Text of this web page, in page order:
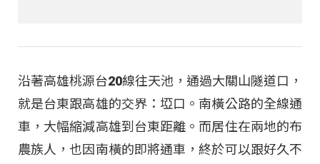
沿著高雄桃源台20線往天池，通過大關山隧道口，
就是台東跟高雄的交界：埡口。南橫公路的全線通
車，大幅縮減高雄到台東距離。而居住在兩地的布
農族人，也因南橫的即將通車，終於可以跟好久不